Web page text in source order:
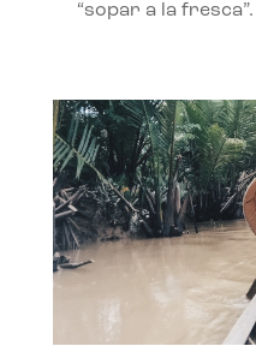
“sopar a la fresca”.